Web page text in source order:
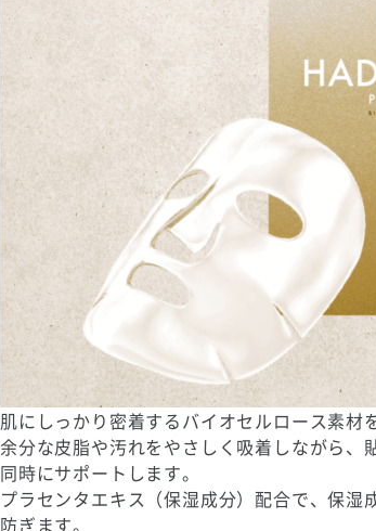
肌にしっかり密着するバイオセルロース素材
余分な皮脂や汚れをやさしく吸着しながら
同時にサポートします。
プラセンタエキス（保湿成分）配合で、保
防ぎます。